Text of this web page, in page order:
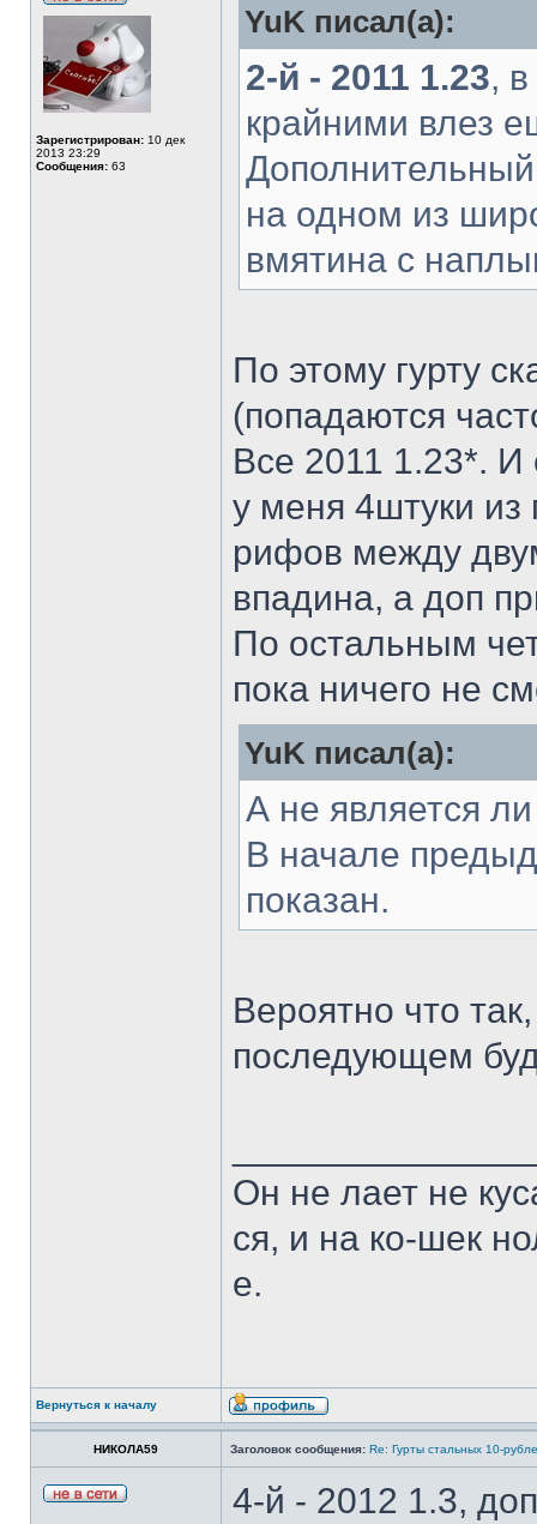
Зарегистрирован: 10 дек
2013 23:29
Сообщения: 63
YuK писал(а):
2-й - 2011 1.23,
крайними влез
Дополнительный
на одном из
вмятина с
По этому гурту
(попадаются
Все 2011 1.23*. И
у меня 4штуки из
рифов между
впадина, а доп
По остальным
пока ничего не
YuK писал(а):
А не является
В начале
показан.
Вероятно что
последующем
Он не лает не
ся, и на ко-шек
е.
Вернуться к началу
НИКОЛА59 Заголовок сообщения: Re: Гурты стальных 10-
4-й - 2012 1.3,